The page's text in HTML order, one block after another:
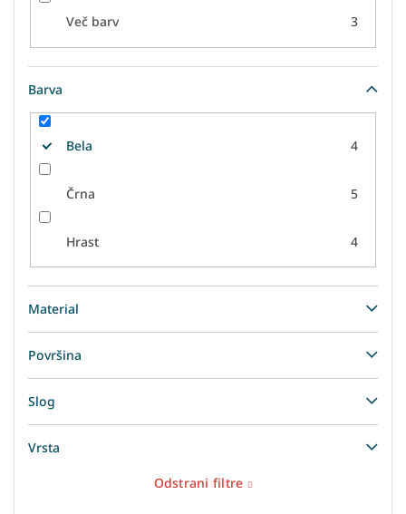
Več barv 3
Barva
Bela 4
Črna 5
Hrast 4
Material
Površina
Slog
Vrsta
Odstrani filtre